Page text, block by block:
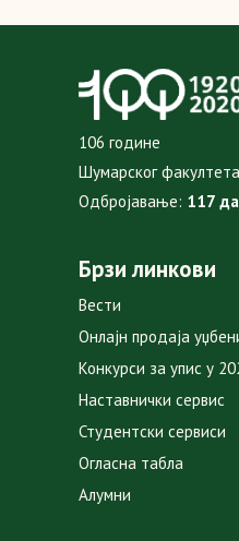
106 године
Шумарског факултета
Одбројавање: 117
Брзи линкови
Вести
Онлајн продаја
Конкурси за упис у
Наставнички сервис
Студентски сервиси
Огласна табла
Алумни